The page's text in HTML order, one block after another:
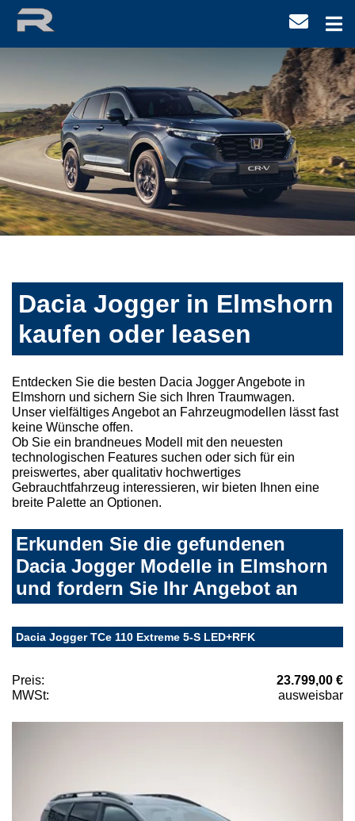
Dacia Jogger in Elmshorn
kaufen oder leasen
Entdecken Sie die besten Dacia Jogger Angebote in
Elmshorn und sichern Sie sich Ihren Traumwagen.
Unser vielfältiges Angebot an Fahrzeugmodellen lässt fast
keine Wünsche offen.
Ob Sie ein brandneues Modell mit den neuesten
technologischen Features suchen oder sich für ein
preiswertes, aber qualitativ hochwertiges
Gebrauchtfahrzeug interessieren, wir bieten Ihnen eine
breite Palette an Optionen.
Erkunden Sie die gefundenen
Dacia Jogger Modelle in Elmshorn
und fordern Sie Ihr Angebot an
Dacia Jogger TCe 110 Extreme 5-S LED+RFK
Preis:
23.799,00 €
MWSt:
ausweisbar